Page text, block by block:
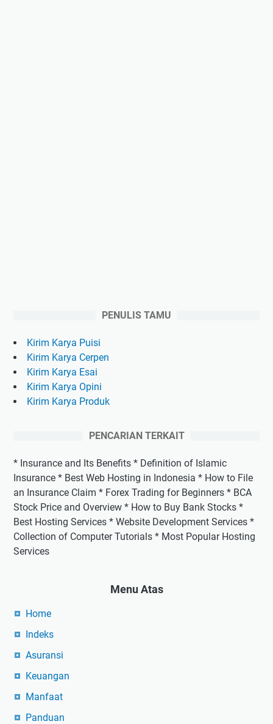
PENULIS TAMU
Kirim Karya Puisi
Kirim Karya Cerpen
Kirim Karya Esai
Kirim Karya Opini
Kirim Karya Produk
PENCARIAN TERKAIT
* Insurance and Its Benefits * Definition of Islamic
Insurance * Best Web Hosting in Indonesia * How to File
an Insurance Claim * Forex Trading for Beginners * BCA
Stock Price and Overview * How to Buy Bank Stocks *
Best Hosting Services * Website Development Services *
Collection of Computer Tutorials * Most Popular Hosting
Services
Menu Atas
Home
Indeks
Asuransi
Keuangan
Manfaat
Panduan